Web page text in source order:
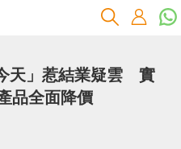
天」惹結業疑雲 實
品全面降價